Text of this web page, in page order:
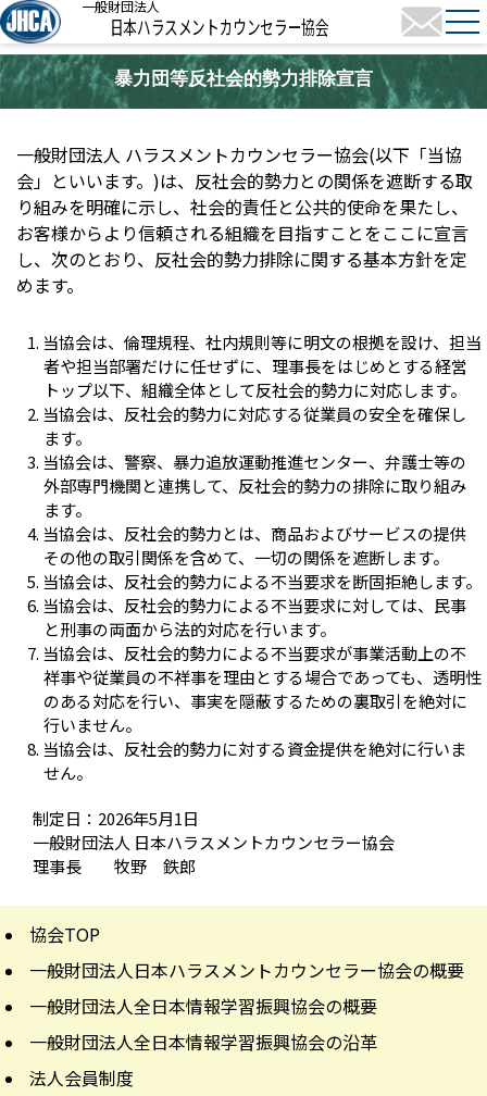
一般財団法人
日本ハラスメントカウンセラー協会
暴力団等反社会的勢力排除宣言
一般財団法人 ハラスメントカウンセラー協会(以下「当協
会」といいます。)は、反社会的勢力との関係を遮断する取
り組みを明確に示し、社会的責任と公共的使命を果たし、
お客様からより信頼される組織を目指すことをここに宣言
し、次のとおり、反社会的勢力排除に関する基本方針を定
めます。
当協会は、倫理規程、社内規則等に明文の根拠を設け、担当
者や担当部署だけに任せずに、理事長をはじめとする経営
トップ以下、組織全体として反社会的勢力に対応します。
当協会は、反社会的勢力に対応する従業員の安全を確保し
ます。
当協会は、警察、暴力追放運動推進センター、弁護士等の
外部専門機関と連携して、反社会的勢力の排除に取り組み
ます。
当協会は、反社会的勢力とは、商品およびサービスの提供
その他の取引関係を含めて、一切の関係を遮断します。
当協会は、反社会的勢力による不当要求を断固拒絶します。
当協会は、反社会的勢力による不当要求に対しては、民事
と刑事の両面から法的対応を行います。
当協会は、反社会的勢力による不当要求が事業活動上の不
祥事や従業員の不祥事を理由とする場合であっても、透明性
のある対応を行い、事実を隠蔽するための裏取引を絶対に
行いません。
当協会は、反社会的勢力に対する資金提供を絶対に行いま
せん。
制定日：2026年5月1日
一般財団法人 日本ハラスメントカウンセラー協会
理事長 牧野 鉄郎
協会TOP
一般財団法人日本ハラスメントカウンセラー協会の概要
一般財団法人全日本情報学習振興協会の概要
一般財団法人全日本情報学習振興協会の沿革
法人会員制度